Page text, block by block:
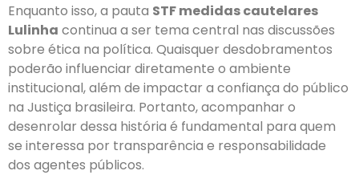
Enquanto isso, a pauta STF medidas cautelares
Lulinha continua a ser tema central nas discussões
sobre ética na política. Quaisquer desdobramentos
poderão influenciar diretamente o ambiente
institucional, além de impactar a confiança do público
na Justiça brasileira. Portanto, acompanhar o
desenrolar dessa história é fundamental para quem
se interessa por transparência e responsabilidade
dos agentes públicos.